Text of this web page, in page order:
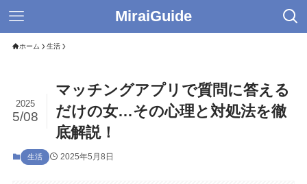
MiraiGuide
ホーム 生活
マッチングアプリで質問に答える
だけの女…その心理と対処法を徹
底解説！
2025
5/08
生活 2025年5月8日